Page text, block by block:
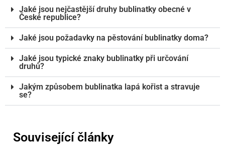
Jaké jsou nejčastější druhy bublinatky obecné v
České republice?
Jaké jsou požadavky na pěstování bublinatky doma?
Jaké jsou typické znaky bublinatky při určování
druhů?
Jakým způsobem bublinatka lapá kořist a stravuje
se?
Související články